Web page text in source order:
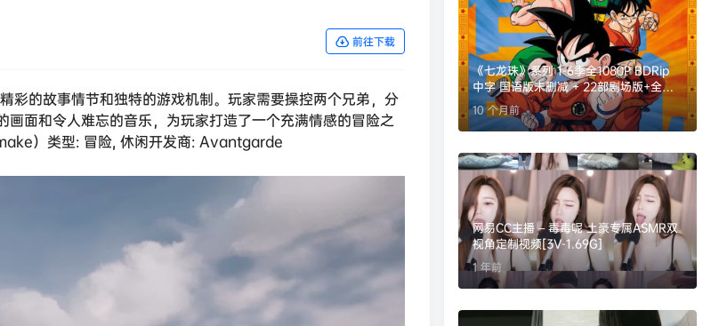
前往下载
彩的故事情节和独特的游戏机制。玩家需要操控两个兄弟，分
面和令人难忘的音乐，为玩家打造了一个充满情感的冒险之
）类型: 冒险, 休闲开发商: Avantgarde
《七龙珠》系列 1-6季全1080P BDRip
中字 国语版未删减 + 22部剧场版+全彩
漫画【典藏版】
10 个月前
网易CC主播 – 毒毒呢 土豪专属ASMR双
视角定制视频[3V-1.69G]
1 年前